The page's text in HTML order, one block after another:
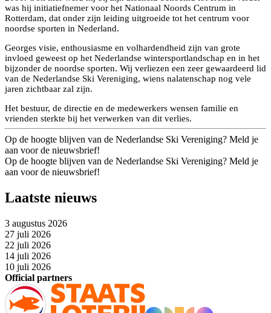
was hij initiatiefnemer voor het Nationaal Noords Centrum in
Rotterdam, dat onder zijn leiding uitgroeide tot het centrum voor
noordse sporten in Nederland.
Georges visie, enthousiasme en volhardendheid zijn van grote
invloed geweest op het Nederlandse wintersportlandschap en in het
bijzonder de noordse sporten. Wij verliezen een zeer gewaardeerd lid
van de Nederlandse Ski Vereniging, wiens nalatenschap nog vele
jaren zichtbaar zal zijn.
Het bestuur, de directie en de medewerkers wensen familie en
vrienden sterkte bij het verwerken van dit verlies.
Op de hoogte blijven van de Nederlandse Ski Vereniging? Meld je
aan voor de nieuwsbrief!
Op de hoogte blijven van de Nederlandse Ski Vereniging? Meld je
aan voor de nieuwsbrief!
Laatste nieuws
3 augustus 2026
27 juli 2026
22 juli 2026
14 juli 2026
10 juli 2026
Official partners